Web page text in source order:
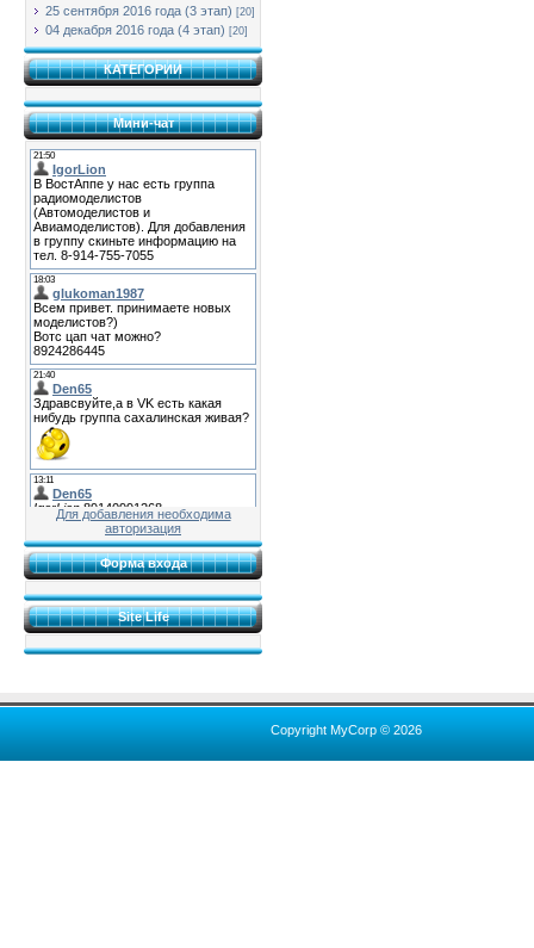
25 сентября 2016 года (3 этап) [20]
04 декабря 2016 года (4 этап) [20]
КАТЕГОРИИ
Мини-чат
Для добавления необходима
авторизация
Форма входа
Site Life
Copyright MyCorp © 2026